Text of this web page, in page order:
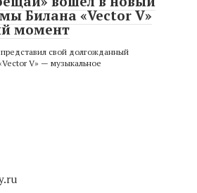
Билана «Vector V»
момент
свой долгожданный
V» — музыкальное